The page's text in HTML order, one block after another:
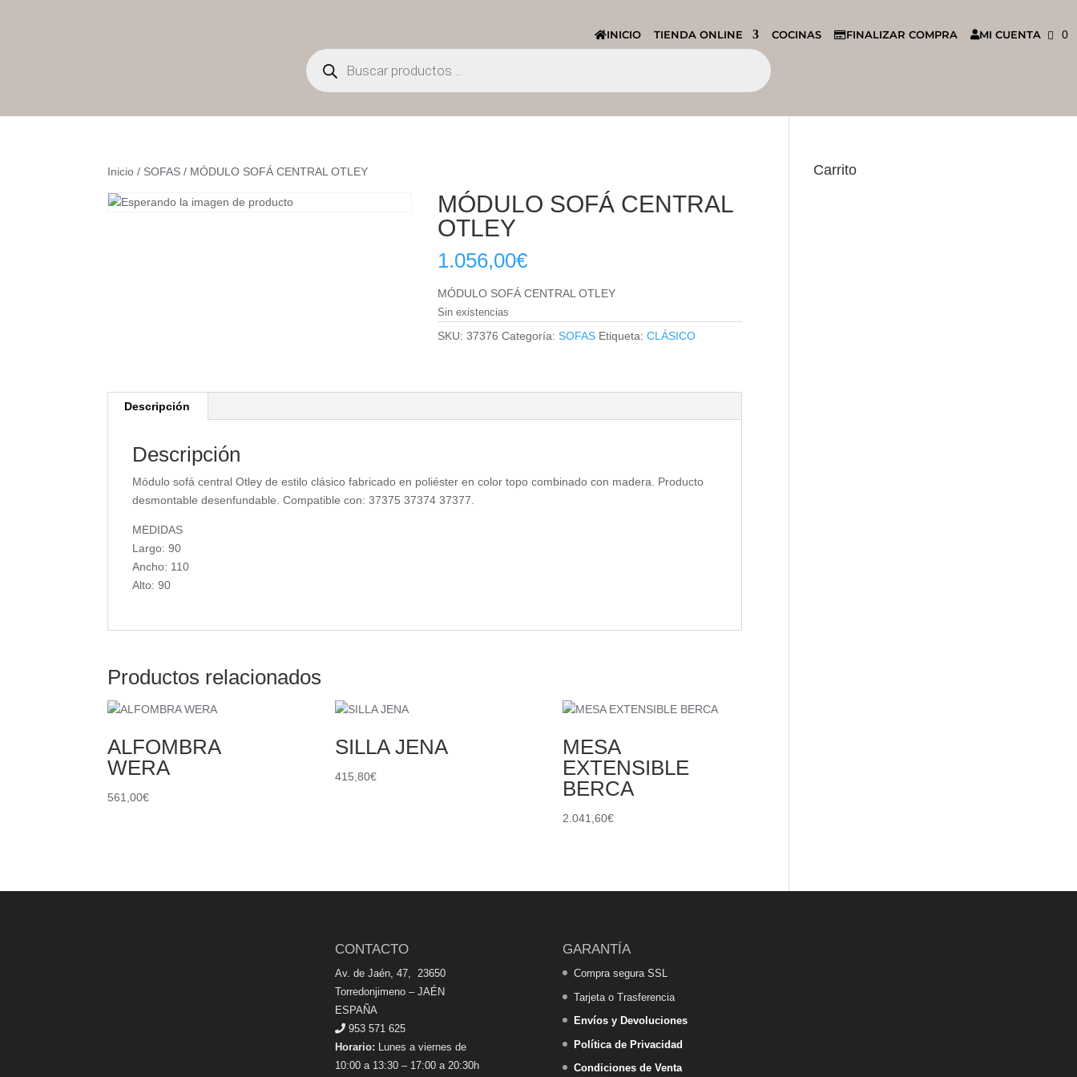
INICIO TIENDA ONLINE COCINAS FINALIZAR COMPRA MI CUENTA
0
Búsqueda
de
productos
Inicio / SOFAS / MÓDULO SOFÁ CENTRAL OTLEY
MÓDULO SOFÁ CENTRAL
OTLEY
1.056,00€
MÓDULO SOFÁ CENTRAL OTLEY
Sin existencias
SKU:37376 Categoría:SOFAS Etiqueta:CLÁSICO
Descripción
Descripción
Módulo sofá central Otley de estilo clásico fabricado en poliéster en color topo combinado con madera. Producto
desmontable desenfundable. Compatible con: 37375 37374 37377.
MEDIDAS
Largo: 90
Ancho: 110
Alto: 90
Productos relacionados
ALFOMBRA
WERA
561,00€
SILLA JENA
415,80€
MESA
EXTENSIBLE
BERCA
2.041,60€
Carrito
CONTACTO
Av. de Jaén, 47, 23650
Torredonjimeno – JAÉN
ESPAÑA
953 571 625
Horario: Lunes a viernes de
10:00 a 13:30 – 17:00 a 20:30h
GARANTÍA
Compra segura SSL
Tarjeta o Trasferencia
Envíos y Devoluciones
Política de Privacidad
Condiciones de Venta